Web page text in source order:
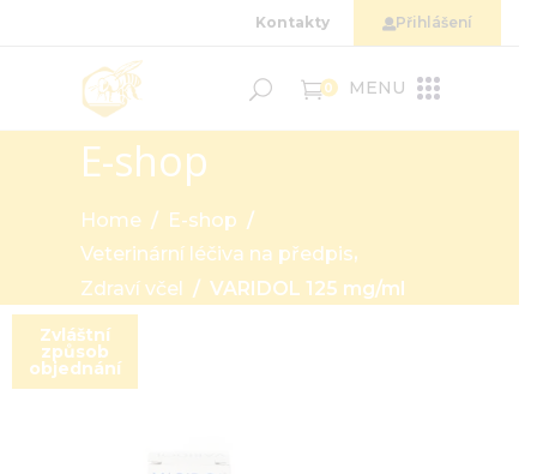
Kontakty Přihlášení
0 MENU
E-shop
Home/ E-shop /
Veterinární léčiva na předpis,
Zdraví včel / VARIDOL 125 mg/ml
Zvláštní
způsob
objednání